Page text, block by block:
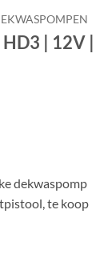
| 12V |
dekwaspomp
te koop